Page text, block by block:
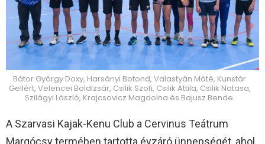
Bátor György Doxy, Harsányi Botond, Valastyán Máté, Kunstár
Gellért, Velencei Boldizsár, Csilik Szofi, Csilik Attila, Csilik Natasa,
Szilágyi László, Krajcsovicz Magdolna és Bajusz Bende.
A Szarvasi Kajak-Kenu Club a Cervinus Teátrum
Margócsy termében tartotta évzáró ünnepségét, ahol